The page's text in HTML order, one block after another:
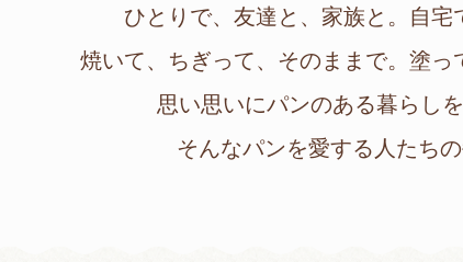
ひとりで、友達と、家族と。自宅
焼いて、ちぎって、そのままで。塗っ
思い思いにパンのある暮らし
そんなパンを愛する人たち